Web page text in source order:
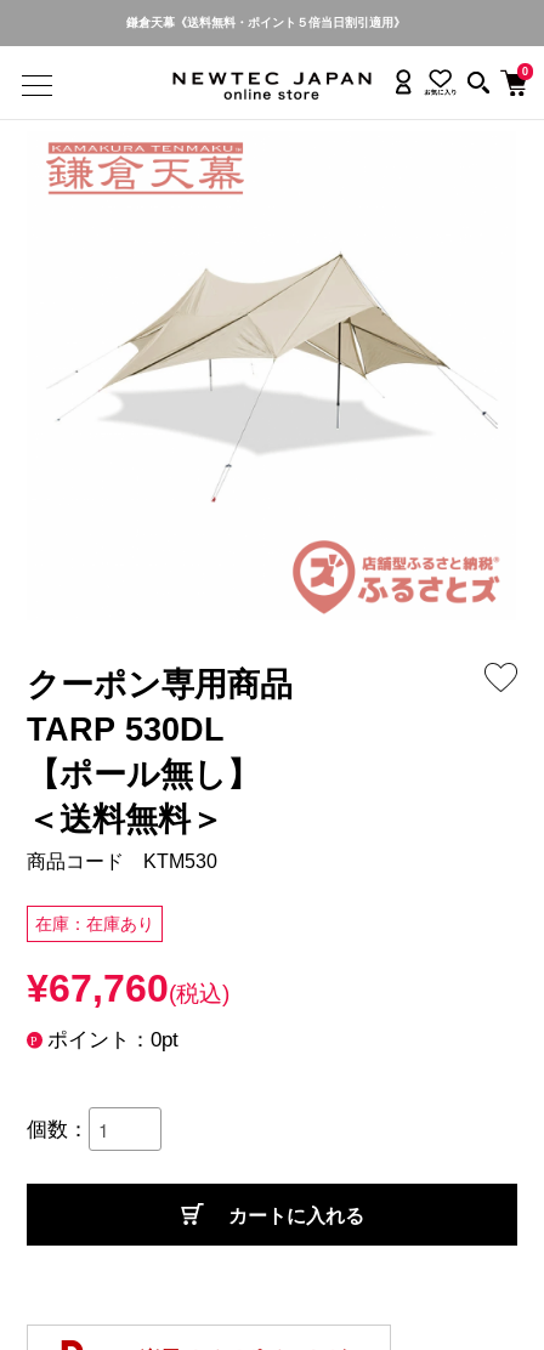
WILD TIHNGS《送料無料・ポイント５倍当日割引適用》
0
クーポン専用商品
TARP 530DL
【ポール無し】
＜送料無料＞
商品コード KTM530
在庫：在庫あり
¥67,760(税込)
ポイント：0pt
個数：
カートに入れる